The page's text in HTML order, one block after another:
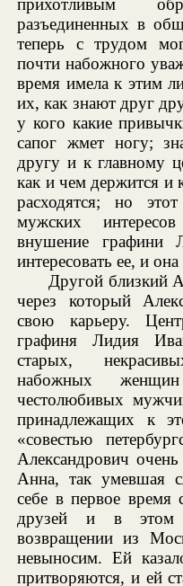
прихотливым
разъединенных в
теперь с трудом
почти набожного
время имела к этим
их, как знают друг
у кого какие
сапог жмет ногу;
другу и к главному
как и чем держится и
расходятся; но
мужских
внушение графини
интересовать ее, и она
Другой близкий
через который
свою карьеру.
графиня Лидия
старых,
набожных
честолюбивых
принадлежащих к
«совестью
Александрович
Анна, так умевшая
себе в первое время
друзей и в этом
возвращении из
невыносим. Ей
притворяются, и ей